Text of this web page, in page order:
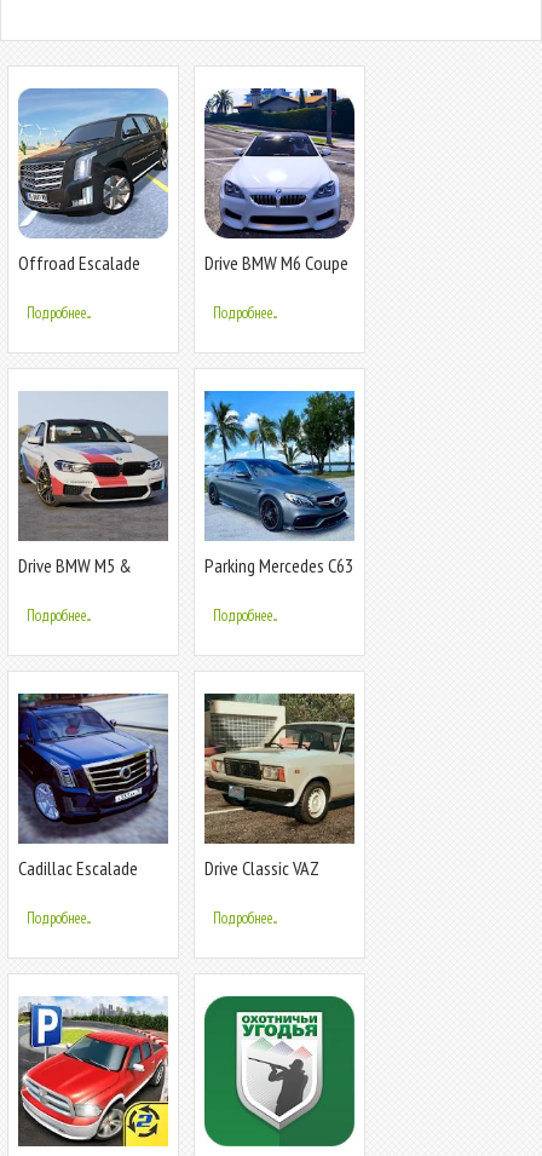
Offroad Escalade
Подробнее...
Drive BMW M6 Coupe
Подробнее...
Drive BMW M5 &
Подробнее...
Parking Mercedes C63
Подробнее...
Cadillac Escalade
Кадиллак 4x4
Подробнее...
Drive Classic VAZ
Подробнее...